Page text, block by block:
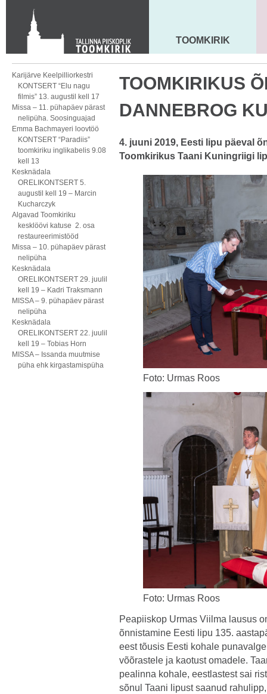
KONTAKT
Toom-Kooli 6, 10130 TALLINN
tallinna.toom@eelk.ee
MAARJA KIRIK
TOOMKIRIK
Karijärve Keelpilliorkestri
KONTSERT “Elu nagu
filmis” 13. augustil kell 17
Missa – 11. pühapäev pärast
nelipüha. Soosinguajad
Emma Bachmayeri loovtöö
KONTSERT “Paradiis”
toomkiriku inglikabelis 9.08
kell 13
Kesknädala
ORELIKONTSERT 5.
augustil kell 19 – Marcin
Kucharczyk
Algavad Toomkiriku
kesklöövi katuse 2. osa
restaureerimistööd
Missa – 10. pühapäev pärast
nelipüha
Kesknädala
ORELIKONTSERT 29. juulil
kell 19 – Kadri Traksmann
MISSA – 9. pühapäev pärast
nelipüha
Kesknädala
ORELIKONTSERT 22. juulil
kell 19 – Tobias Horn
MISSA – Issanda muutmise
püha ehk kirgastamispüha
TOOMKIRIKUS
DANNEBROG
4. juuni 2019, Eesti lipu päeval
Toomkirikus Taani Kuningriigi
Foto: Urmas Roos
Foto: Urmas Roos
Peapiiskop Urmas Viilma lausus
õnnistamine Eesti lipu 135.
eest tõusis Eesti kohale
võõrastele ja kaotust omadele.
pealinna kohale, eestlastest sai
sõnul Taani lipust saanud